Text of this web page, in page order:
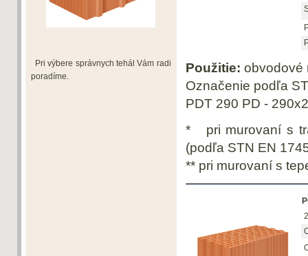
Pri výbere správnych tehál Vám radi
poradíme.
Použitie: obvodové
Označenie podľa
PDT 290 PD -
* pri murovaní s
(podľa STN EN
** pri murovaní s